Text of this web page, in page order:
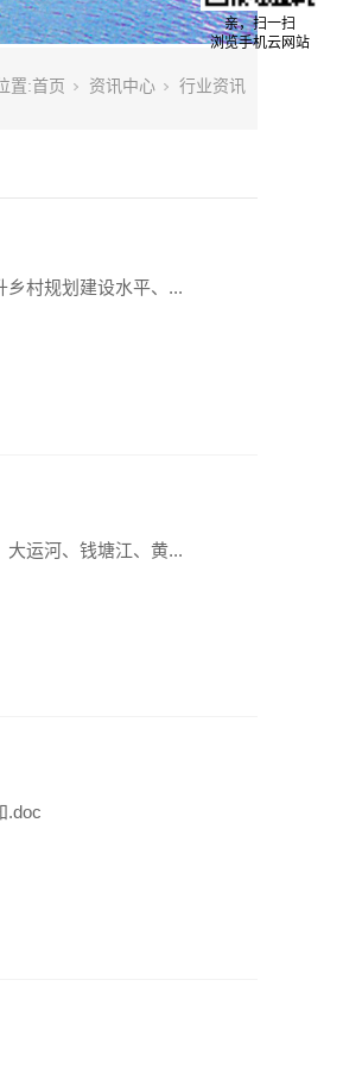
置:首页 资讯中心 行业资讯
乡村规划建设水平、...
运河、钱塘江、黄...
.doc
亲，扫一扫
浏览手机云网站